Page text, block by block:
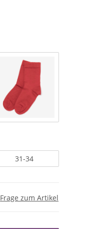
31-34
Frage zum Artikel